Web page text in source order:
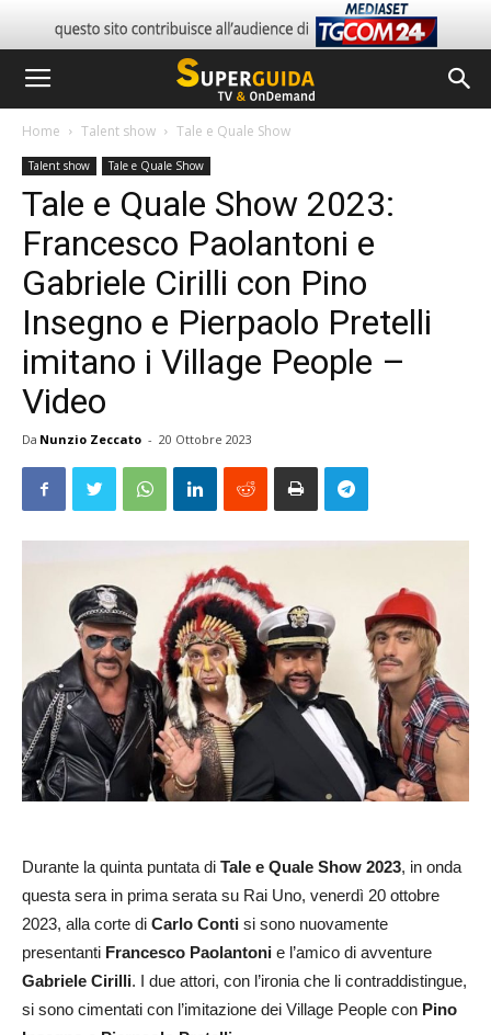
Home Talent show Tale e Quale Show
Talent show Tale e Quale Show
Tale e Quale Show 2023:
Francesco Paolantoni e
Gabriele Cirilli con Pino
Insegno e Pierpaolo Pretelli
imitano i Village People –
Video
Da Nunzio Zeccato - 20 Ottobre 2023
Durante la quinta puntata di Tale e Quale Show 2023, in onda
questa sera in prima serata su Rai Uno, venerdì 20 ottobre
2023, alla corte di Carlo Conti si sono nuovamente
presentanti Francesco Paolantoni e l’amico di avventure
Gabriele Cirilli. I due attori, con l’ironia che li contraddistingue,
si sono cimentati con l’imitazione dei Village People con Pino